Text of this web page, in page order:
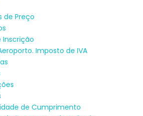
de Preço
Inscrição
Imposto de IVA
de Cumprimento